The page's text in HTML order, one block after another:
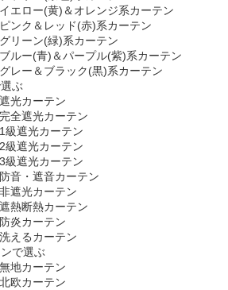
イエロー(黄)＆オレンジ系カーテン
ピンク＆レッド(赤)系カーテン
グリーン(緑)系カーテン
ブルー(青)＆パープル(紫)系カーテン
グレー＆ブラック(黒)系カーテン
ぶ
遮光カーテン
完全遮光カーテン
1級遮光カーテン
2級遮光カーテン
3級遮光カーテン
防音・遮音カーテン
非遮光カーテン
遮熱断熱カーテン
防炎カーテン
洗えるカーテン
で選ぶ
無地カーテン
北欧カーテン